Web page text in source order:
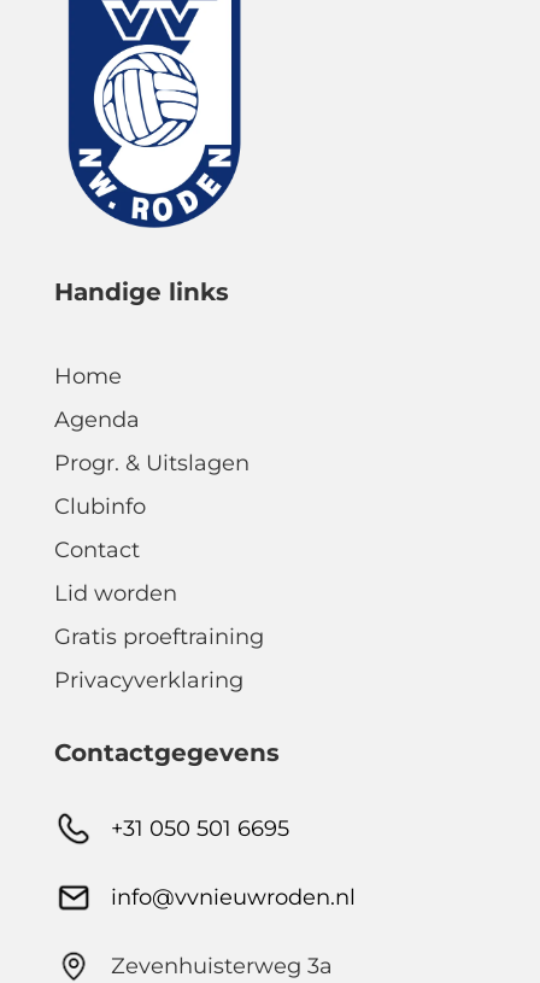
Handige links
Home
Agenda
Progr. & Uitslagen
Clubinfo
Contact
Lid worden
Gratis proeftraining
Privacyverklaring
Contactgegevens
+31 050 501 6695
info@vvnieuwroden.nl
Zevenhuisterweg 3a